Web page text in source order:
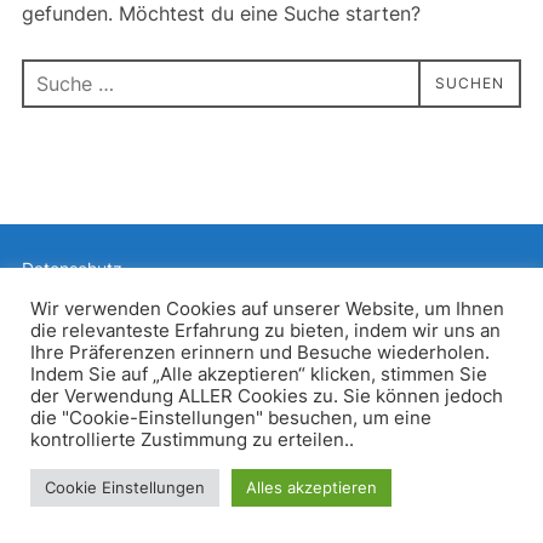
gefunden. Möchtest du eine Suche starten?
Suchen
nach:
SUCHEN
Datenschutz
Inspiro WordPress Theme von WPZOOM
Wir verwenden Cookies auf unserer Website, um Ihnen
die relevanteste Erfahrung zu bieten, indem wir uns an
Ihre Präferenzen erinnern und Besuche wiederholen.
Indem Sie auf „Alle akzeptieren“ klicken, stimmen Sie
der Verwendung ALLER Cookies zu. Sie können jedoch
die "Cookie-Einstellungen" besuchen, um eine
kontrollierte Zustimmung zu erteilen..
Cookie Einstellungen Alles akzeptieren